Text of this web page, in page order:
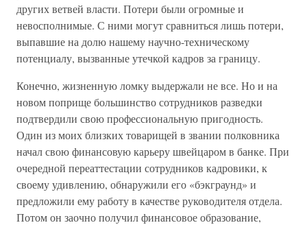
других ветвей власти. Потери были огромные и
невосполнимые. С ними могут сравниться лишь потери,
выпавшие на долю нашему научно-техническому
потенциалу, вызванные утечкой кадров за границу.
Конечно, жизненную ломку выдержали не все. Но и на
новом поприще большинство сотрудников разведки
подтвердили свою профессиональную пригодность.
Один из моих близких товарищей в звании полковника
начал свою финансовую карьеру швейцаром в банке. При
очередной переаттестации сотрудников кадровики, к
своему удивлению, обнаружили его «бэкграунд» и
предложили ему работу в качестве руководителя отдела.
Потом он заочно получил финансовое образование,